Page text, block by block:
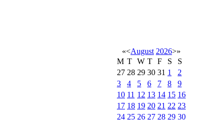
«<August 2026>»
M T W T F S
S
27 28 29 30 31 1
2
3
4 5 6 7 8
9
10 11 12 13 14 15 16
17 18 19 20 21 22 23
24 25 26 27 28 29 30